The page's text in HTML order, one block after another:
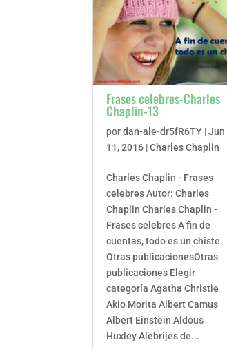
Frases celebres-Charles
Chaplin-13
pordan-ale-dr5fR6TY |Jun
11, 2016 |Charles Chaplin
Charles Chaplin - Frases
celebres Autor: Charles
Chaplin Charles Chaplin -
Frases celebres A fin de
cuentas, todo es un chiste.
Otras publicacionesOtras
publicaciones Elegir
categoría Agatha Christie
Akio Morita Albert Camus
Albert Einstein Aldous
Huxley Alebrijes de...